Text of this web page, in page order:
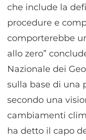
che include la
procedure e
comporterebbe
allo zero”
Nazionale dei
sulla base di una
secondo una
cambiamenti
ha detto il capo